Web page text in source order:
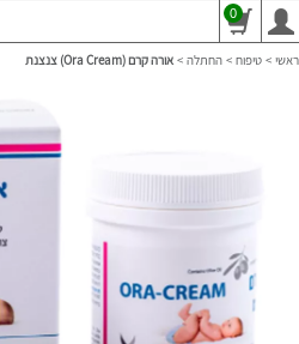
0
ראשי > טיפוח > החתלה > אורה קרם (Ora Cream) צנצנת